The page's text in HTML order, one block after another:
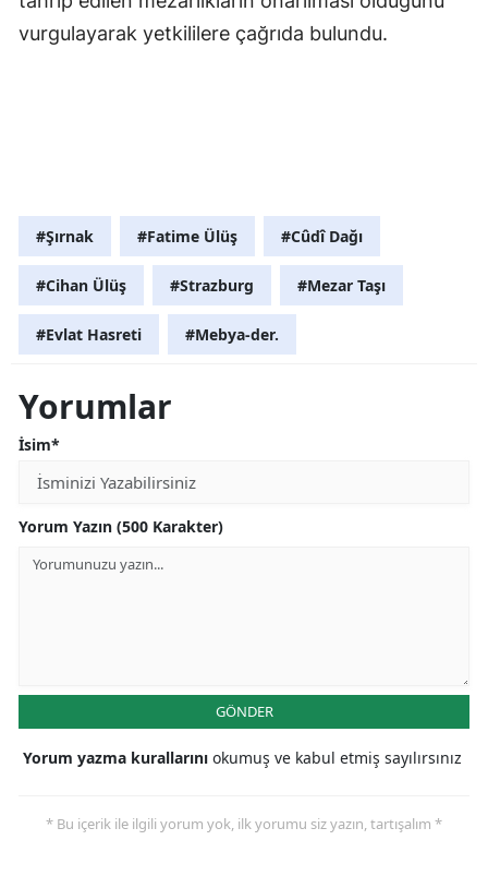
vurgulayarak yetkililere çağrıda bulundu.
#Şırnak #Fatime Ülüş #Cûdî Dağı
#Cihan Ülüş #Strazburg #Mezar Taşı
#Evlat Hasreti #Mebya-der.
Yorumlar
İsim*
Yorum Yazın (500 Karakter)
GÖNDER
Yorum yazma kurallarını okumuş ve kabul etmiş sayılırsınız
* Bu içerik ile ilgili yorum yok, ilk yorumu siz yazın, tartışalım *